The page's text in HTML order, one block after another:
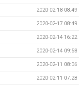
2020-02-18 08:49
2020-02-17 08:49
2020-02-14 16:22
2020-02-14 09:58
2020-02-11 08:06
2020-02-11 07:28